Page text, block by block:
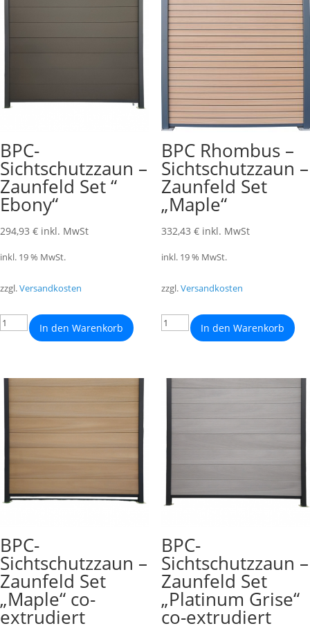
BPC-
Sichtschutzzaun –
Zaunfeld Set “
Ebony“
294,93 € inkl. MwSt
inkl. 19 % MwSt.
zzgl.Versandkosten
In den Warenkorb
BPC Rhombus –
Sichtschutzzaun –
Zaunfeld Set
„Maple“
332,43 € inkl. MwSt
inkl. 19 % MwSt.
zzgl.Versandkosten
In den Warenkorb
BPC-
Sichtschutzzaun –
Zaunfeld Set
„Maple“ co-
extrudiert
BPC-
Sichtschutzzaun –
Zaunfeld Set
„Platinum Grise“
co-extrudiert